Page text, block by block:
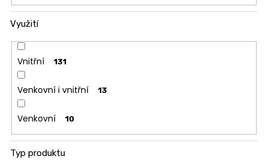
Využití
Vnitřní 131
Venkovní i vnitřní 13
Venkovní 10
Typ produktu